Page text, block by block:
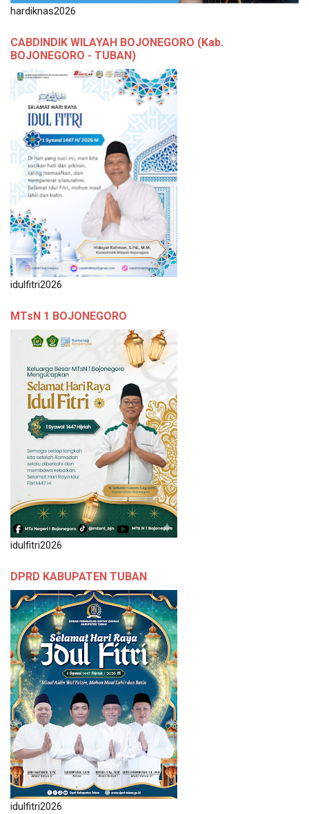
hardiknas2026
CABDINDIK WILAYAH BOJONEGORO (Kab.
BOJONEGORO - TUBAN)
idulfitri2026
MTsN 1 BOJONEGORO
idulfitri2026
DPRD KABUPATEN TUBAN
idulfitri2026